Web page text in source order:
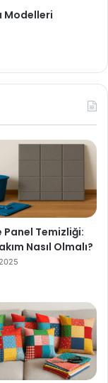
Modelleri
Panel Temizliği:
Nasıl Olmalı?